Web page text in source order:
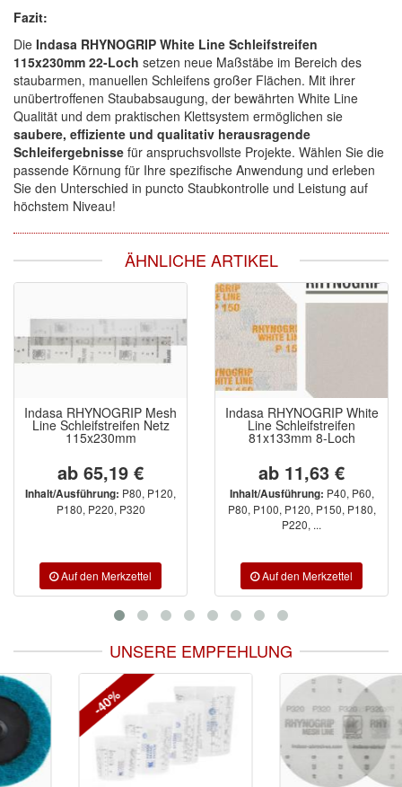
Fazit:
Die Indasa RHYNOGRIP White Line Schleifstreifen
115x230mm 22-Loch setzen neue Maßstäbe im Bereich des
staubarmen, manuellen Schleifens großer Flächen. Mit ihrer
unübertroffenen Staubabsaugung, der bewährten White Line
Qualität und dem praktischen Klettsystem ermöglichen sie
saubere, effiziente und qualitativ herausragende
Schleifergebnisse für anspruchsvollste Projekte. Wählen Sie die
passende Körnung für Ihre spezifische Anwendung und erleben
Sie den Unterschied in puncto Staubkontrolle und Leistung auf
höchstem Niveau!
ÄHNLICHE ARTIKEL
Indasa RHYNOGRIP Mesh
Line Schleifstreifen Netz
115x230mm
ab 65,19 €
Inhalt/Ausführung: P80, P120,
P180, P220, P320
Indasa RHYNOGRIP White
Line Schleifstreifen
81x133mm 8-Loch
ab 11,63 €
Inhalt/Ausführung: P40, P60,
P80, P100, P120, P150, P180,
P220, ...
UNSERE EMPFEHLUNG
-40%